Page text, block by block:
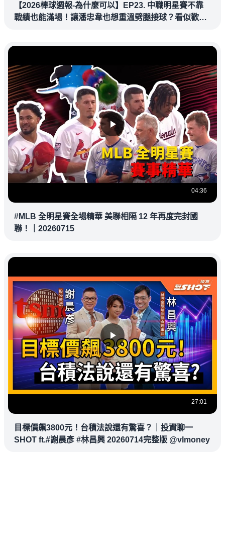
【2026棒球週報-為什麼可以】EP23. 中職明星賽不靠
戰績也能滿場！讓潘忠韋也想重溫劈腿接球？看似歡樂
04:36
#MLB 全明星賽全場精華 美聯相隔 12 年再度完封國
聯！｜20260715
27:01
目標價飆3800元！台積法說還有驚喜？｜投資聊一
SHOT ft.#謝晨彥 #林昌興 20260714完整版 @vlmoney